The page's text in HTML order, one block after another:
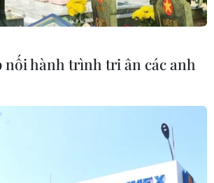
mưa
IUU ở Vĩnh
lý nghề cá
giảm mưa từ đêm
hành trình tri ân các anh